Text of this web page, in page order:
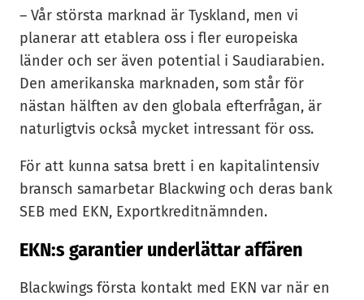
– Vår största marknad är Tyskland, men vi
planerar att etablera oss i fler europeiska
länder och ser även potential i Saudiarabien.
Den amerikanska marknaden, som står för
nästan hälften av den globala efterfrågan, är
naturligtvis också mycket intressant för oss.
För att kunna satsa brett i en kapitalintensiv
bransch samarbetar Blackwing och deras bank
SEB med EKN, Exportkreditnämnden.
EKN:s garantier underlättar affären
Blackwings första kontakt med EKN var när en